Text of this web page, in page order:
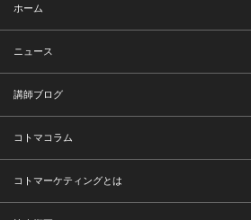
ホーム
ニュース
講師ブログ
コトマコラム
コトマーケティングとは